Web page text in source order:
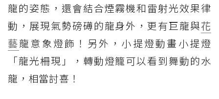
龍的姿態，還會結合煙霧機和雷射光效果律
動，展現氣勢磅礡的龍身外，更有巨龍與花
藝龍意象燈飾！另外，小提燈動畫小提燈
「龍光柵現」，轉動燈籠可以看到舞動的水
龍，相當討喜！